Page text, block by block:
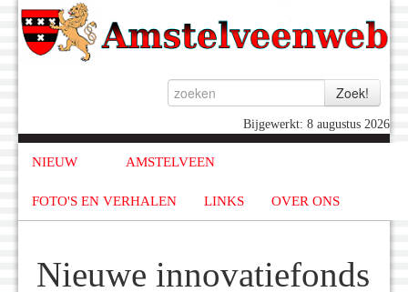
Bijgewerkt: 8 augustus 2026
NIEUW AMSTELVEEN
FOTO'S EN VERHALEN LINKS OVER ONS
Nieuwe innovatiefonds